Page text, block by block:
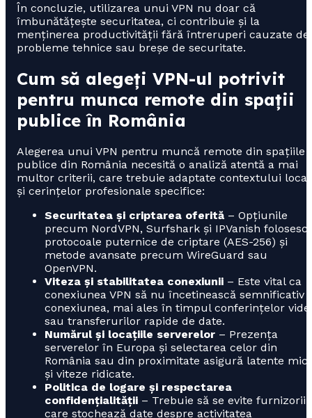
În concluzie, utilizarea unui VPN nu doar că
îmbunătățește securitatea, ci contribuie și la
menținerea productivității fără întreruperi cauzate de
probleme tehnice sau breșe de securitate.
Cum să alegeți VPN-ul potrivit
pentru munca remote din spații
publice în România
Alegerea unui VPN pentru muncă remote din spațiile
publice din România necesită o analiză atentă a mai
multor criterii, care trebuie adaptate contextului local
și cerințelor profesionale specifice:
Securitatea și criptarea oferită – Opțiunile
precum NordVPN, Surfshark și IPVanish folosesc
protocoale puternice de criptare (AES-256) și
metode avansate precum WireGuard sau
OpenVPN.
Viteza și stabilitatea conexiunii – Este vital ca
conexiunea VPN să nu încetinească semnificativ
conexiunea, mai ales în timpul conferințelor
sau transferurilor rapide de date.
Numărul și locațiile serverelor – Prezența
serverelor în Europa și selectarea celor din
România sau din proximitate asigură latente mici
și viteze ridicate.
Politica de logare și respectarea
confidențialității – Trebuie să se evite furnizorii
care stochează date despre activitatea